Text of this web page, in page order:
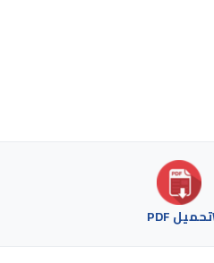
تحميل PDF